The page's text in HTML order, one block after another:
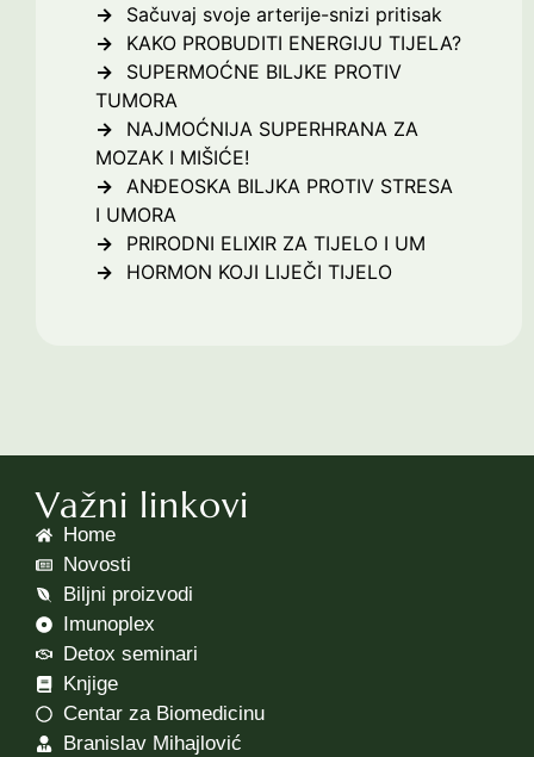
Sačuvaj svoje arterije-snizi pritisak
KAKO PROBUDITI ENERGIJU TIJELA?
SUPERMOĆNE BILJKE PROTIV
TUMORA
NAJMOĆNIJA SUPERHRANA ZA
MOZAK I MIŠIĆE!
ANĐEOSKA BILJKA PROTIV STRESA
I UMORA
PRIRODNI ELIXIR ZA TIJELO I UM
HORMON KOJI LIJEČI TIJELO
Važni linkovi
Home
Novosti
Biljni proizvodi
Imunoplex
Detox seminari
Knjige
Centar za Biomedicinu
Branislav Mihajlović